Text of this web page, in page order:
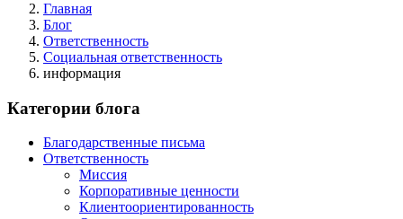
Главная
Блог
Ответственность
Социальная ответственность
информация
Категории блога
Благодарственные письма
Ответственность
Миссия
Корпоративные ценности
Клиентоориентированность